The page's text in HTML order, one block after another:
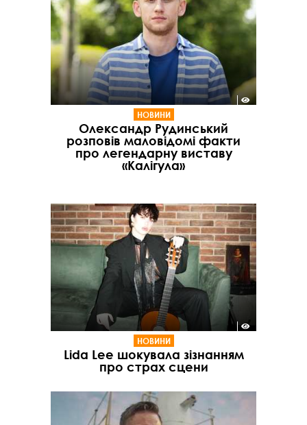
НОВИНИ
Олександр Рудинський
розповів маловідомі факти
про легендарну виставу
«Калігула»
НОВИНИ
Lida Lee шокувала зізнанням
про страх сцени